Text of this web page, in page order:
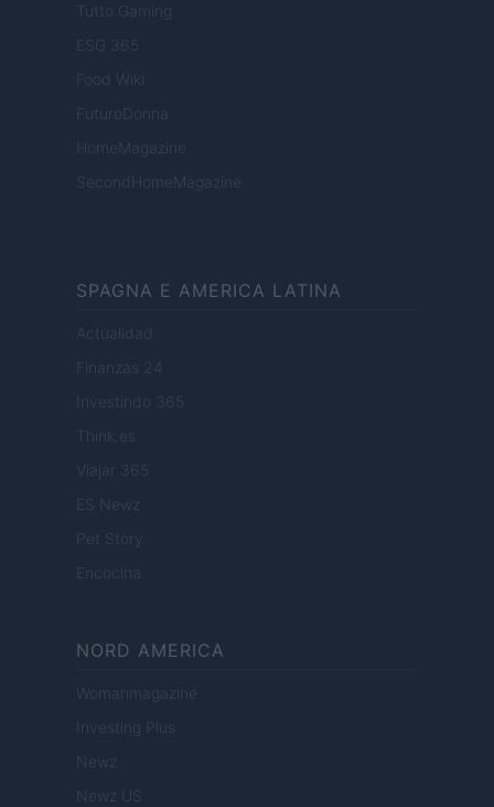
Tutto Gaming
ESG 365
Food Wiki
FuturoDonna
HomeMagazine
SecondHomeMagazine
SPAGNA E AMERICA LATINA
Actualidad
Finanzas 24
Investindo 365
Think.es
Viajar 365
ES Newz
Pet Story
Encocina
NORD AMERICA
Womanmagazine
Investing Plus
Newz
Newz US